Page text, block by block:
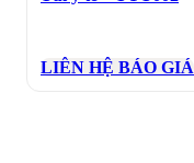
LIÊN HỆ BÁO GIÁ